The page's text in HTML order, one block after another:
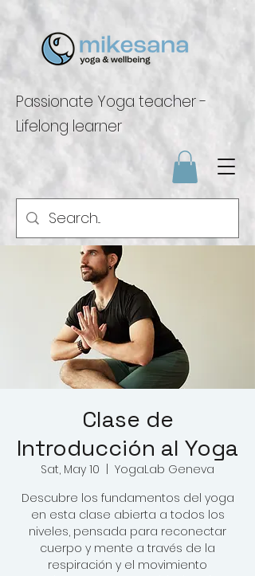
Passionate Yoga teacher -
Lifelong learner
Clase de
Introducción al Yoga
Sat, May 10
YogaLab Geneva
Descubre los fundamentos del yoga
en esta clase abierta a todos los
niveles, pensada para reconectar
cuerpo y mente a través de la
respiración y el movimiento